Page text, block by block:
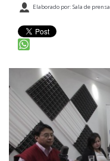
PARTICIPACIÓN
RELACIONES INTERNACIONALES
AGENDA
Elaborado por: Sala de prensa